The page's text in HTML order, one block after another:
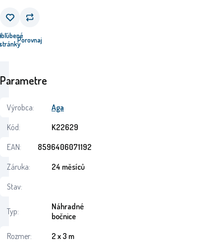
stránkyPorovnaj
Parametre
Výrobca:
Aga
Kód:
K22629
EAN:
8596406071192
Záruka:
24 měsíců
Stav:
Typ:
Náhradné
bočnice
Rozmer:
2 x 3 m